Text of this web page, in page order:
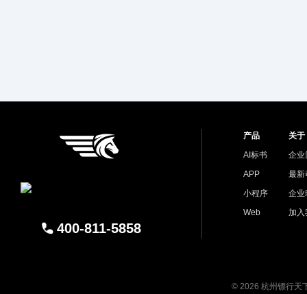
400-811-5858
产品
AI标书
APP
小程序
Web
关于
企业
最新
企业
加入
© 2026 杭州镖行天